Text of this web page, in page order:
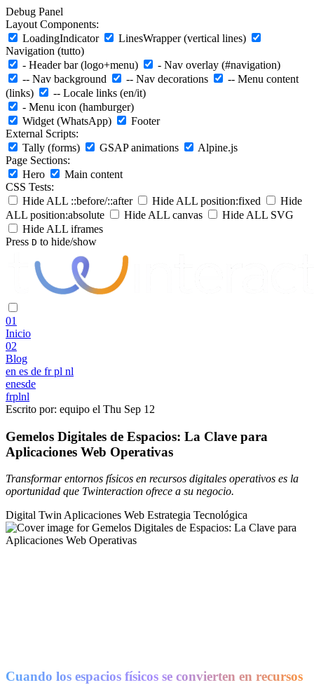
Debug Panel
Layout Components:
LoadingIndicator
LinesWrapper (vertical lines)
Navigation (tutto)
- Header bar (logo+menu)
- Nav overlay (#navigation)
-- Nav background
-- Nav decorations
-- Menu content
(links)
-- Locale links (en/it)
- Menu icon (hamburger)
Widget (WhatsApp)
Footer
External Scripts:
Tally (forms)
GSAP animations
Alpine.js
Page Sections:
Hero
Main content
CSS Tests:
Hide ALL ::before/::after
Hide ALL position:fixed
Hide
ALL position:absolute
Hide ALL canvas
Hide ALL SVG
Hide ALL iframes
Press D to hide/show
01
Inicio
02
Blog
en es de fr pl nl
enesde
frplnl
Escrito por: equipo el Thu Sep 12
Gemelos Digitales de Espacios: La Clave para
Aplicaciones Web Operativas
Transformar entornos físicos en recursos digitales operativos es la
oportunidad que Twinteraction ofrece a su negocio.
Digital TwinAplicaciones Web Estrategia Tecnológica
Cuando los espacios físicos se convierten en recursos